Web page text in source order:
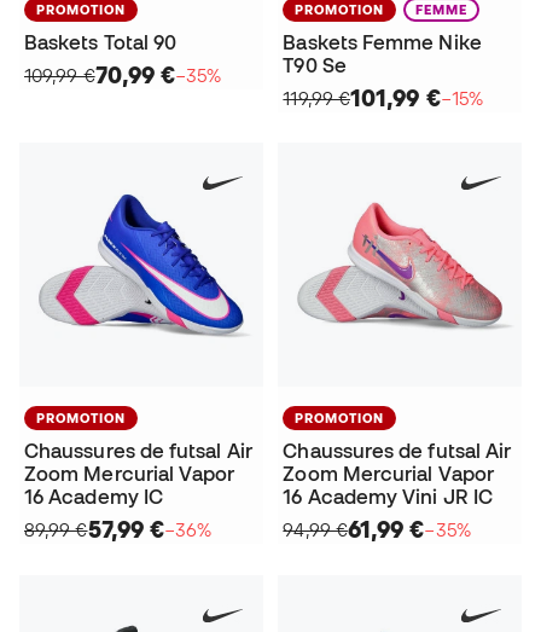
PROMOTION
Baskets Total 90
109,99 €70,99 €−35%
PROMOTION FEMME
Baskets Femme Nike
T90 Se
119,99 €101,99 €−15%
PROMOTION
Chaussures de futsal Air
Zoom Mercurial Vapor
16 Academy IC
89,99 €57,99 €−36%
PROMOTION
Chaussures de futsal Air
Zoom Mercurial Vapor
16 Academy Vini JR IC
94,99 €61,99 €−35%